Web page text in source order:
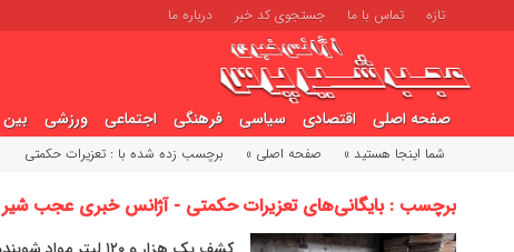
تازه تماس با ما جستجوی کد خبر درباره ما
صفحه اصلی اقتصادی سیاسی فرهنگی اجتماعی ورزشی بین
شما اینجا هستید » صفحه اصلی » برچسب زده شده با : تعزیرات حکمتی
برچسب : بایگانی‌های تعزیرات حکمتی - آژانس خبری عجب